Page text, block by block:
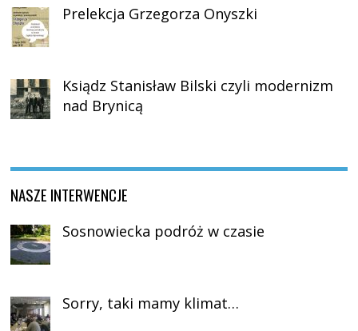
Prelekcja Grzegorza Onyszki
Ksiądz Stanisław Bilski czyli modernizm
nad Brynicą
NASZE INTERWENCJE
Sosnowiecka podróż w czasie
Sorry, taki mamy klimat…